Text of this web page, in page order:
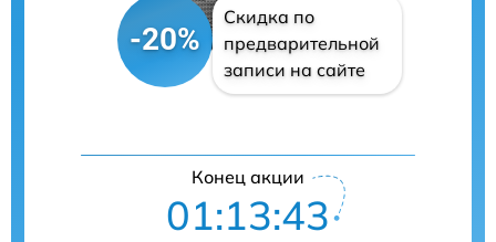
-20%
Скидка по
предварительной
записи на сайте
Конец акции
01:13:42